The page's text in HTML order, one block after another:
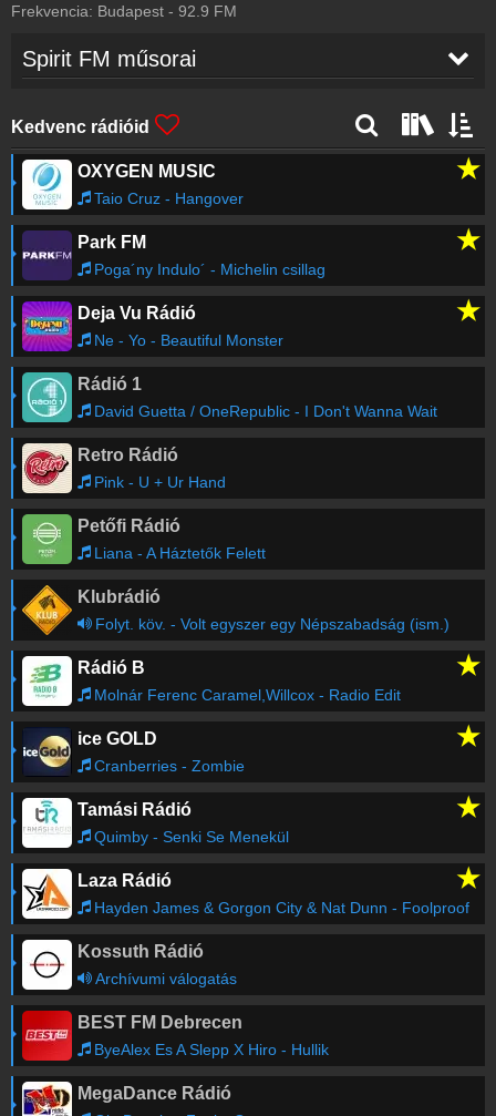
Frekvencia: Budapest - 92.9 FM
Spirit FM műsorai
Kedvenc rádióid
OXYGEN MUSIC ★
Taio Cruz - Hangover
Park FM ★
Poga´ny Indulo´ - Michelin csillag
Deja Vu Rádió ★
Ne - Yo - Beautiful Monster
Rádió 1
David Guetta / OneRepublic - I Don't Wanna Wait
Retro Rádió
Pink - U + Ur Hand
Petőfi Rádió
Liana - A Háztetők Felett
Klubrádió
Folyt. köv. - Volt egyszer egy Népszabadság (ism.)
Rádió B ★
Molnár Ferenc Caramel,Willcox - Radio Edit
ice GOLD ★
Cranberries - Zombie
Tamási Rádió ★
Quimby - Senki Se Menekül
Laza Rádió ★
Hayden James & Gorgon City & Nat Dunn - Foolproof
Kossuth Rádió
Archívumi válogatás
BEST FM Debrecen
ByeAlex Es A Slepp X Hiro - Hullik
MegaDance Rádió